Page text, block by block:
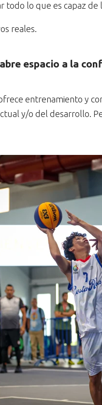
todo lo que es capaz de
reales.
espacio a la
entrenamiento y
y/o del desarrollo.